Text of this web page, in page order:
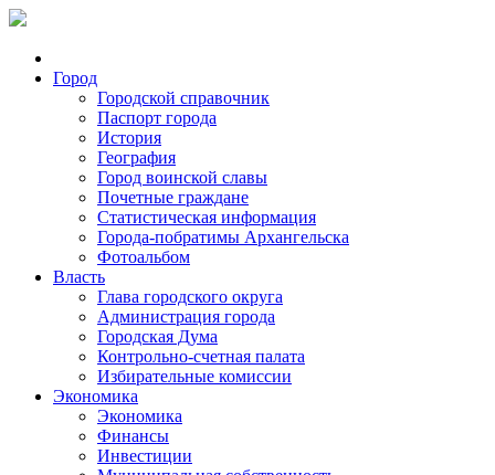
Город
Городской справочник
Паспорт города
История
География
Город воинской славы
Почетные граждане
Статистическая информация
Города-побратимы Архангельска
Фотоальбом
Власть
Глава городского округа
Администрация города
Городская Дума
Контрольно-счетная палата
Избирательные комиссии
Экономика
Экономика
Финансы
Инвестиции